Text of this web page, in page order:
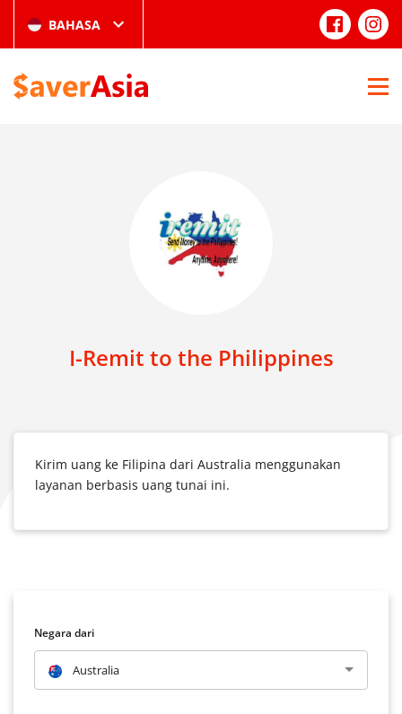
BAHASA
I-Remit to the Philippines
Kirim uang ke Filipina dari Australia menggunakan
layanan berbasis uang tunai ini.
Negara dari
Australia